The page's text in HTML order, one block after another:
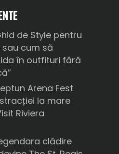
de Style pentru
sau cum să
în outfituri fără
Arena Fest
la mare
Riviera
clădire